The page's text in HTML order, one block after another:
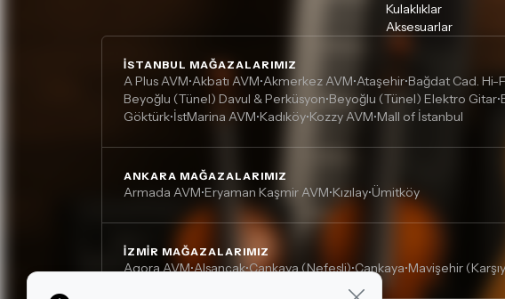
Kulaklıklar
Aksesuarlar
İSTANBUL MAĞAZALARIMIZ
A Plus AVM•Akbatı AVM•Akmerkez AVM•Ataşehir•Bağdat Cad. Hi-
Beyoğlu (Tünel) Davul & Perküsyon•Beyoğlu (Tünel) Elektro Gitar•
Göktürk•İstMarina AVM•Kadıköy•Kozzy AVM•Mall of İstanbul
ANKARA MAĞAZALARIMIZ
Armada AVM•Eryaman Kaşmir AVM•Kızılay•Ümitköy
İZMIR MAĞAZALARIMIZ
Agora AVM•Alsancak•Çankaya (Nefesli)•Çankaya•Mavişehir